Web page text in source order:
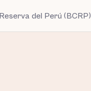
del Perú (BCRP)